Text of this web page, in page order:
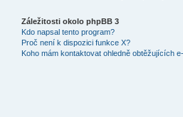
Záležitosti okolo phpBB 3
Kdo napsal tento program?
Proč není k dispozici funkce X?
Koho mám kontaktovat ohledně obtěžujících